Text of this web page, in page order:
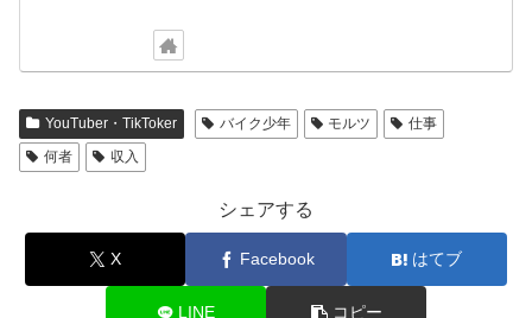
YouTuber・TikToker バイク少年 モルツ
仕事
何者
収入
シェアする
X Facebook はてブ
LINE コピー